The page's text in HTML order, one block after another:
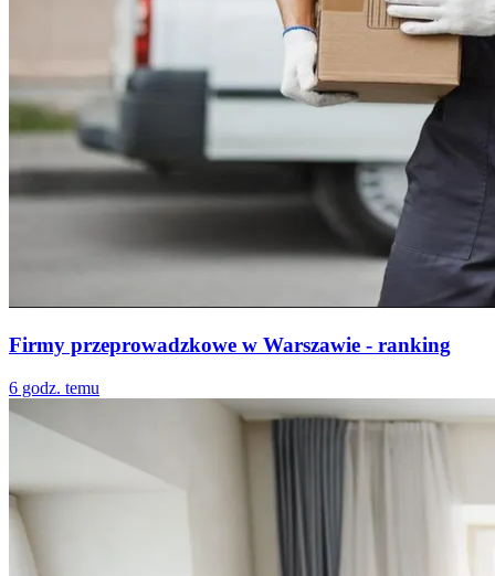
Firmy przeprowadzkowe w Warszawie - ranking
6 godz. temu